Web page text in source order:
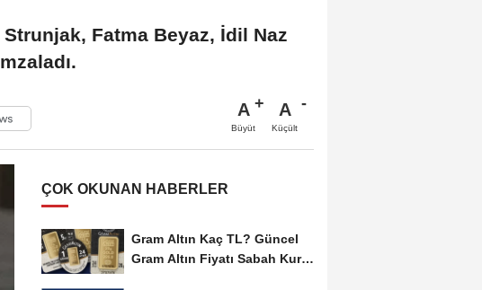
Fatma Beyaz, İdil Naz
A
Büyüt
A
Küçült
ÇOK OKUNAN HABERLER
Gram Altın Kaç TL? Güncel
Gram Altın Fiyatı Sabah Kuru